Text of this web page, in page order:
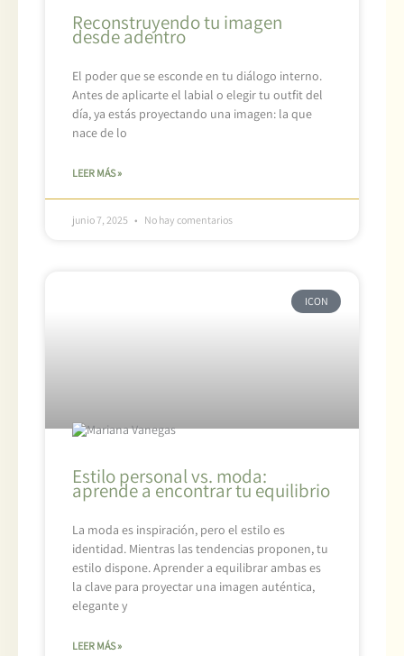
Reconstruyendo tu imagen
desde adentro
El poder que se esconde en tu diálogo interno.
Antes de aplicarte el labial o elegir tu outfit del
día, ya estás proyectando una imagen: la que
nace de lo
LEER MÁS »
junio 7, 2025 No hay comentarios
ICON
Estilo personal vs. moda:
aprende a encontrar tu equilibrio
La moda es inspiración, pero el estilo es
identidad. Mientras las tendencias proponen, tu
estilo dispone. Aprender a equilibrar ambas es
la clave para proyectar una imagen auténtica,
elegante y
LEER MÁS »